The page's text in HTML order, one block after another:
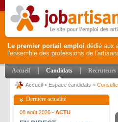
Le premier portail emploi dédié aux
l'ensemble des professions de
Accueil Candidats Recruteurs
Accueil > Espace candidats >
Dernière actualité
08 août 2026 - ACTU